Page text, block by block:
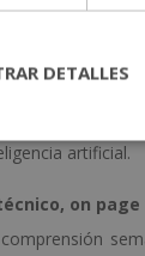
el
el
artificial.
técnico, on
DETALLES